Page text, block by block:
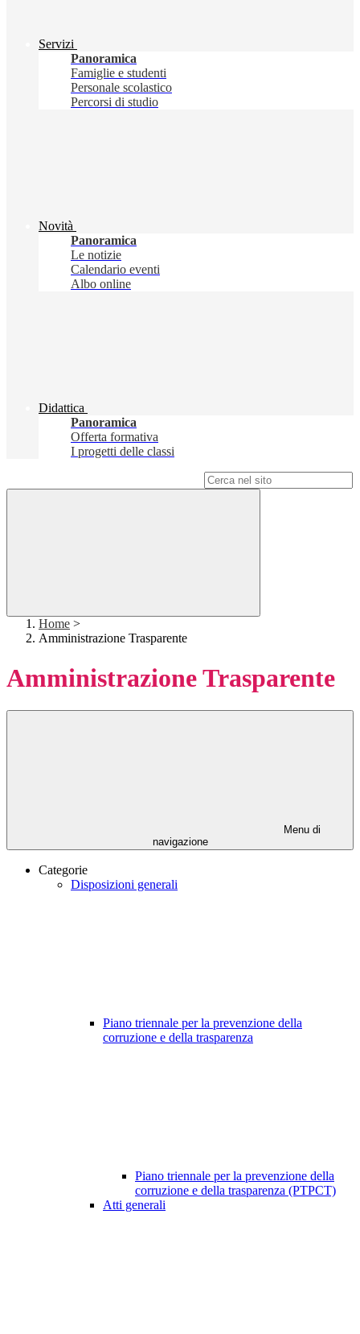
Servizi
Panoramica
Famiglie e studenti
Personale scolastico
Percorsi di studio
Novità
Panoramica
Le notizie
Calendario eventi
Albo online
Didattica
Panoramica
Offerta formativa
I progetti delle classi
Home >
Amministrazione Trasparente
Amministrazione Trasparente
Menu di
navigazione
Categorie
Disposizioni generali
Piano triennale per la prevenzione della
corruzione e della trasparenza
Piano triennale per la prevenzione della
corruzione e della trasparenza (PTPCT)
Atti generali